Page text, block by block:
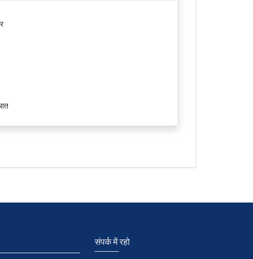
संपर्क में रहो